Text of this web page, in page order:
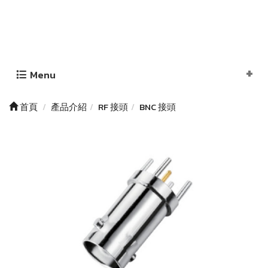
Menu
首頁 產品介紹 RF 接頭 BNC 接頭